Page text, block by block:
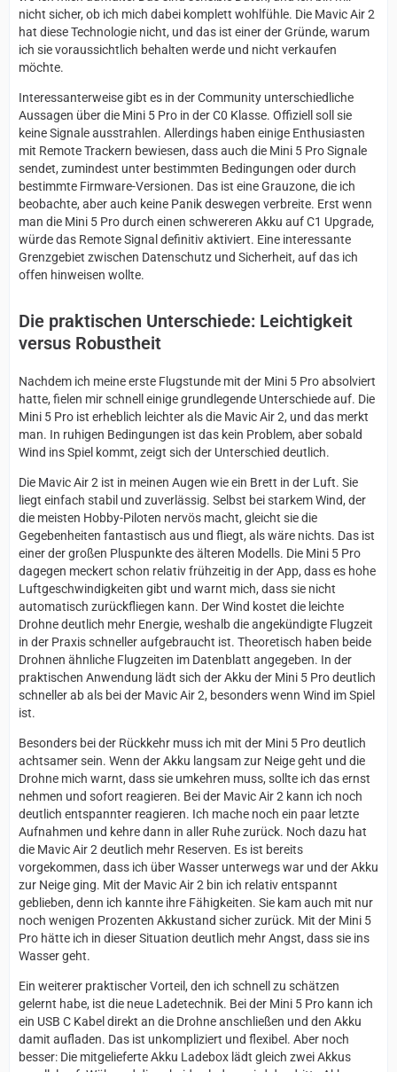
nicht sicher, ob ich mich dabei komplett wohlfühle. Die Mavic Air 2
hat diese Technologie nicht, und das ist einer der Gründe, warum
ich sie voraussichtlich behalten werde und nicht verkaufen
möchte.
Interessanterweise gibt es in der Community unterschiedliche
Aussagen über die Mini 5 Pro in der C0 Klasse. Offiziell soll sie
keine Signale ausstrahlen. Allerdings haben einige Enthusiasten
mit Remote Trackern bewiesen, dass auch die Mini 5 Pro Signale
sendet, zumindest unter bestimmten Bedingungen oder durch
bestimmte Firmware-Versionen. Das ist eine Grauzone, die ich
beobachte, aber auch keine Panik deswegen verbreite. Erst wenn
man die Mini 5 Pro durch einen schwereren Akku auf C1 Upgrade,
würde das Remote Signal definitiv aktiviert. Eine interessante
Grenzgebiet zwischen Datenschutz und Sicherheit, auf das ich
offen hinweisen wollte.
Die praktischen Unterschiede: Leichtigkeit
versus Robustheit
Nachdem ich meine erste Flugstunde mit der Mini 5 Pro absolviert
hatte, fielen mir schnell einige grundlegende Unterschiede auf. Die
Mini 5 Pro ist erheblich leichter als die Mavic Air 2, und das merkt
man. In ruhigen Bedingungen ist das kein Problem, aber sobald
Wind ins Spiel kommt, zeigt sich der Unterschied deutlich.
Die Mavic Air 2 ist in meinen Augen wie ein Brett in der Luft. Sie
liegt einfach stabil und zuverlässig. Selbst bei starkem Wind, der
die meisten Hobby-Piloten nervös macht, gleicht sie die
Gegebenheiten fantastisch aus und fliegt, als wäre nichts. Das ist
einer der großen Pluspunkte des älteren Modells. Die Mini 5 Pro
dagegen meckert schon relativ frühzeitig in der App, dass es hohe
Luftgeschwindigkeiten gibt und warnt mich, dass sie nicht
automatisch zurückfliegen kann. Der Wind kostet die leichte
Drohne deutlich mehr Energie, weshalb die angekündigte Flugzeit
in der Praxis schneller aufgebraucht ist. Theoretisch haben beide
Drohnen ähnliche Flugzeiten im Datenblatt angegeben. In der
praktischen Anwendung lädt sich der Akku der Mini 5 Pro deutlich
schneller ab als bei der Mavic Air 2, besonders wenn Wind im Spiel
ist.
Besonders bei der Rückkehr muss ich mit der Mini 5 Pro deutlich
achtsamer sein. Wenn der Akku langsam zur Neige geht und die
Drohne mich warnt, dass sie umkehren muss, sollte ich das ernst
nehmen und sofort reagieren. Bei der Mavic Air 2 kann ich noch
deutlich entspannter reagieren. Ich mache noch ein paar letzte
Aufnahmen und kehre dann in aller Ruhe zurück. Noch dazu hat
die Mavic Air 2 deutlich mehr Reserven. Es ist bereits
vorgekommen, dass ich über Wasser unterwegs war und der Akku
zur Neige ging. Mit der Mavic Air 2 bin ich relativ entspannt
geblieben, denn ich kannte ihre Fähigkeiten. Sie kam auch mit nur
noch wenigen Prozenten Akkustand sicher zurück. Mit der Mini 5
Pro hätte ich in dieser Situation deutlich mehr Angst, dass sie ins
Wasser geht.
Ein weiterer praktischer Vorteil, den ich schnell zu schätzen
gelernt habe, ist die neue Ladetechnik. Bei der Mini 5 Pro kann ich
ein USB C Kabel direkt an die Drohne anschließen und den Akku
damit aufladen. Das ist unkompliziert und flexibel. Aber noch
besser: Die mitgelieferte Akku Ladebox lädt gleich zwei Akkus